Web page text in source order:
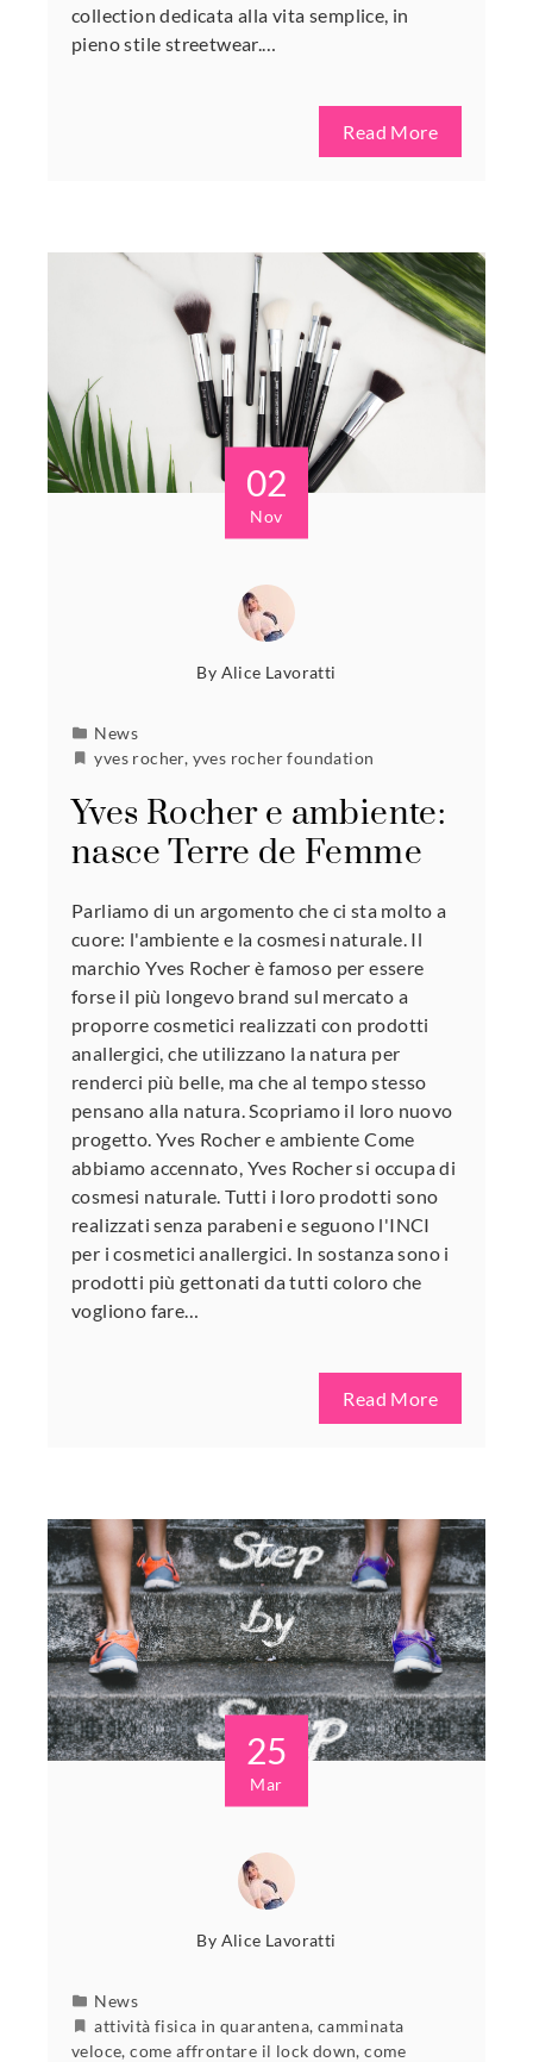
collection dedicata alla vita semplice, in
pieno stile streetwear.…
Read More
02
Nov
By Alice Lavoratti
News
yves rocher, yves rocher foundation
Yves Rocher e ambiente:
nasce Terre de Femme
Parliamo di un argomento che ci sta molto a
cuore: l'ambiente e la cosmesi naturale. Il
marchio Yves Rocher è famoso per essere
forse il più longevo brand sul mercato a
proporre cosmetici realizzati con prodotti
anallergici, che utilizzano la natura per
renderci più belle, ma che al tempo stesso
pensano alla natura. Scopriamo il loro nuovo
progetto. Yves Rocher e ambiente Come
abbiamo accennato, Yves Rocher si occupa di
cosmesi naturale. Tutti i loro prodotti sono
realizzati senza parabeni e seguono l'INCI
per i cosmetici anallergici. In sostanza sono i
prodotti più gettonati da tutti coloro che
vogliono fare…
Read More
25
Mar
By Alice Lavoratti
News
attività fisica in quarantena, camminata
veloce,come affrontare il lock down,come